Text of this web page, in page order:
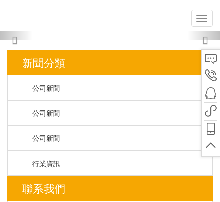
Previous
新聞分類
公司新聞
公司新聞
公司新聞
行業資訊
聯系我們